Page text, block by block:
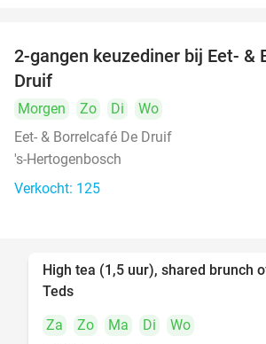
2-gangen keuzediner bij Eet- &
Druif
Morgen Zo Di
Wo
Eet- & Borrelcafé De Druif
's-Hertogenbosch
Verkocht: 125
High tea (1,5 uur), shared brunch
Teds
Za
Zo Ma Di
Wo